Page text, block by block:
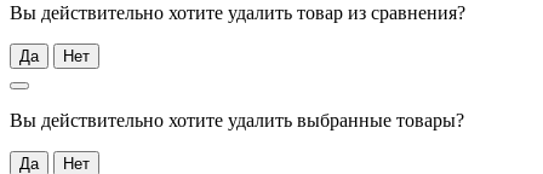
Вы действительно хотите удалить товар из сравнения?
Да Нет
Вы действительно хотите удалить выбранные товары?
Да Нет